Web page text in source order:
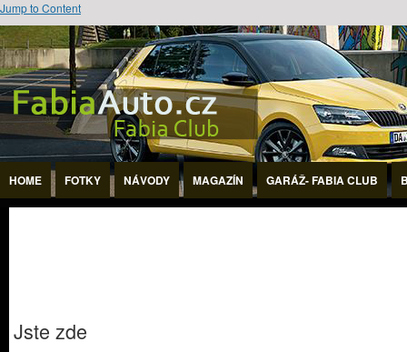
Jump to Content
HOME FOTKY NÁVODY MAGAZÍN GARÁŽ- FABIA CLUB
Jste zde